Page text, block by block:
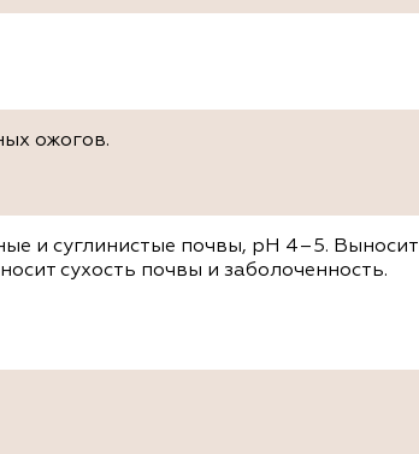
ожогов.
и суглинистые почвы, рН 4–5. Выносит
сухость почвы и заболоченность.